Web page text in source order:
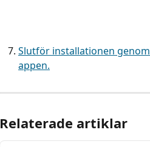
Slutför installationen
appen.
Relaterade artiklar